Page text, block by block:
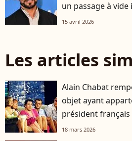
un passage à vide
15 avril 2026
Les articles
Alain Chabat
objet ayant
président français
18 mars 2026